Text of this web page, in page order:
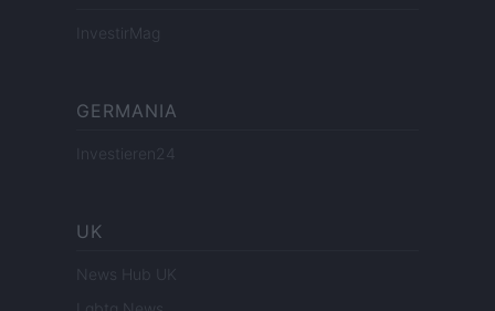
InvestirMag
GERMANIA
Investieren24
UK
News Hub UK